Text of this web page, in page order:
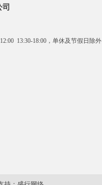
13:30-18:00，单休及节假日除外